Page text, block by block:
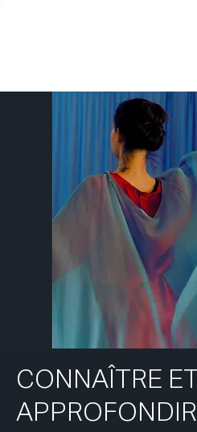
CONNAÎTRE ET
APPROFONDIR